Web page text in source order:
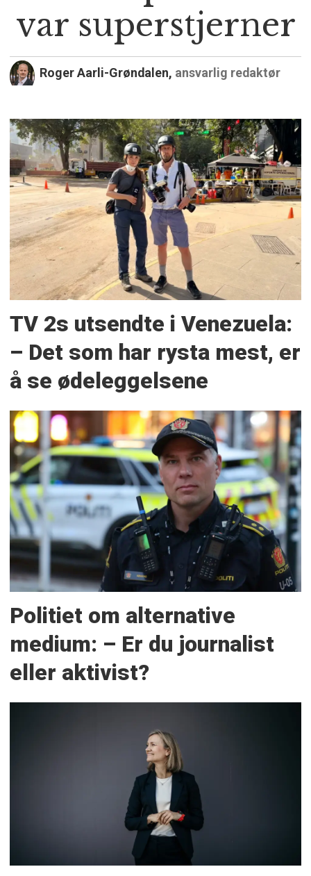
var superstjerner
Roger Aarli-Grøndalen, ansvarlig redaktør
TV 2s utsendte i Venezuela:
– Det som har rysta mest, er
å se ødeleggelsene
Politiet om alternative
medium: – Er du journalist
eller aktivist?